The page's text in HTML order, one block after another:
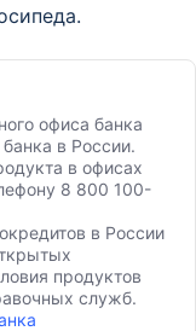
офиса банка
в России.
в офисах
8 800 100-
в России
продуктов
служб.